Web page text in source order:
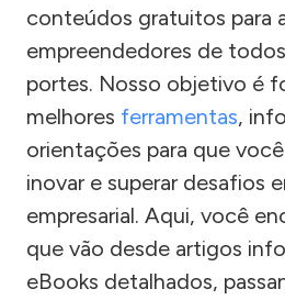
conteúdos gratuitos para
empreendedores de
portes. Nosso objetivo é
melhores ferramentas,
orientações para que
inovar e superar desafios
empresarial. Aqui, você
que vão desde artigos
eBooks detalhados,